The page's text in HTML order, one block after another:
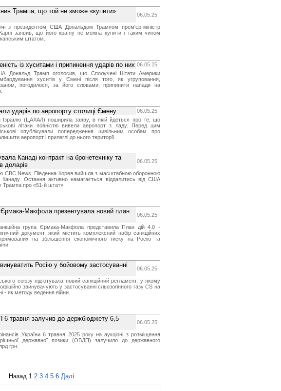
Трампа, що той не зможе «купити»
06.05.25
з президентом США Дональдом Трампом прем'єр-міністр
заявив, що його країну не можна купити і таким чином
штатом.
із хуситами і припинення ударів по них 06.05.25
Дональд Трамп оголосив, що Сполучені Штати Америки
хуситів у Ємені після того, як угруповання,
погодилося, за його словами, припинити напади на
ударів по аеропорту столиці Ємену
06.05.25
Ізраїлю (ЦАХАЛ) поширила заяву, в якій йдеться про те, що
літаки повністю вивели аеропорт з ладу. Перед цим
опублікували попередження цивільним особам про
аеропорт і прилеглі до нього території.
Канаді контракт на бронетехніку та
доларів
06.05.25
CBC News, Південна Корея вийшла з масштабною оборонною
Канаду. Остання активно намагається віддалитись від США
Трампа про «51-й штат».
Єрмака-Макфола презентувала новий план
06.05.25
група Єрмака-Макфола представила План дій 4.0 -
документ, який містить комплексний набір санкційних
на збільшення економічного тиску на Росію та
Росію у бойовому застосуванні
06.05.25
союзу підготувала новий санкційний регламент, у якому
звинувачують у застосуванні сльозогінного газу CS на
- як методу ведення війни.
6 травня залучив до держбюджету 6,5
06.05.25
України 6 травня 2025 року на аукціоні з розміщення
державної позики (ОВДП) залучило до державного
грн.
Назад 1 2 3 4 5 6 Далі